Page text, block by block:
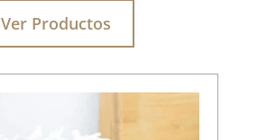
Ver Productos